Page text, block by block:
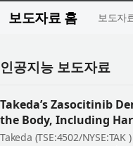
보도자료 홈 보도자
인공지능 보도자료
Takeda’s Zasocitinib
the Body, Including
Takeda (TSE:4502/